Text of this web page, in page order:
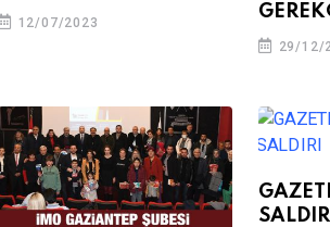
12/07/2023
29/12/